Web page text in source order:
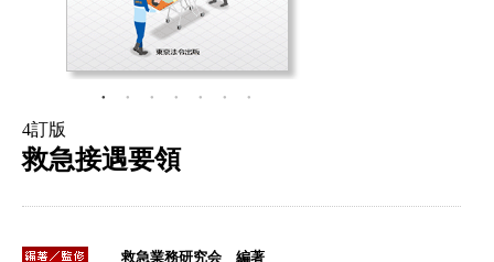
4訂版
救急接遇要領
救急業務研究会 編著